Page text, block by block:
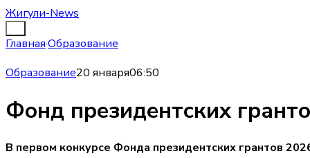
Жигули-News
Главная·Образование
Образование20 января06:50
Фонд президентских
В первом конкурсе Фонда президентских грантов